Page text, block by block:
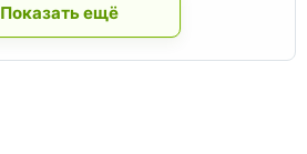
Показать ещё